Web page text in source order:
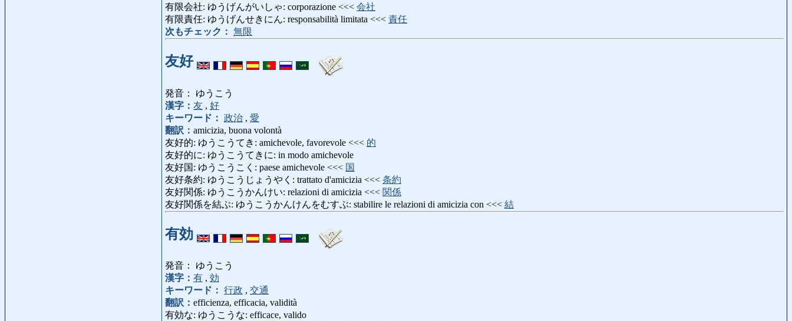
有限会社: ゆうげんがいしゃ: corporazione <<< 会社
有限責任: ゆうげんせきにん: responsabilità limitata <<< 責任
次もチェック： 無限
友好
発音： ゆうこう
漢字： 友 , 好
キーワード： 政治 , 愛
翻訳： amicizia, buona volontà
友好的: ゆうこうてき: amichevole, favorevole <<< 的
友好的に: ゆうこうてきに: in modo amichevole
友好国: ゆうこうこく: paese amichevole <<< 国
友好条約: ゆうこうじょうやく: trattato d'amicizia <<< 条約
友好関係: ゆうこうかんけい: relazioni di amicizia <<< 関係
友好関係を結ぶ: ゆうこうかんけんをむすぶ: stabilire le relazioni di amicizia con <<< 結
有効
発音： ゆうこう
漢字： 有 , 効
キーワード： 行政 , 交通
翻訳： efficienza, efficacia, validità
有効な: ゆうこうな: efficace, valido